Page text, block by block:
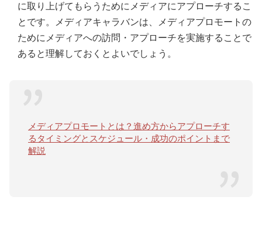
に取り上げてもらうためにメディアにアプローチするこ
とです。メディアキャラバンは、メディアプロモートの
ためにメディアへの訪問・アプローチを実施することで
あると理解しておくとよいでしょう。
メディアプロモートとは？進め方からアプローチす
るタイミングとスケジュール・成功のポイントまで
解説